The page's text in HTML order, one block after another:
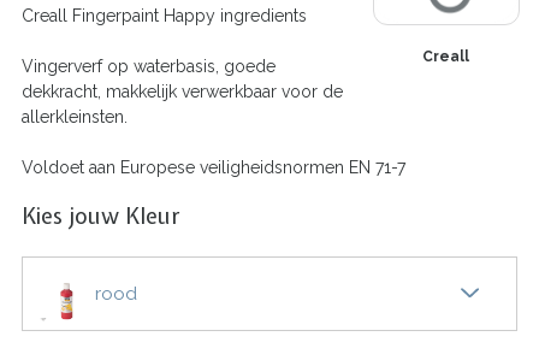
Creall
Creall Fingerpaint Happy ingredients
Vingerverf op waterbasis, goede
dekkracht, makkelijk verwerkbaar voor de
allerkleinsten.
Voldoet aan Europese veiligheidsnormen EN 71-7
Kies jouw Kleur
rood